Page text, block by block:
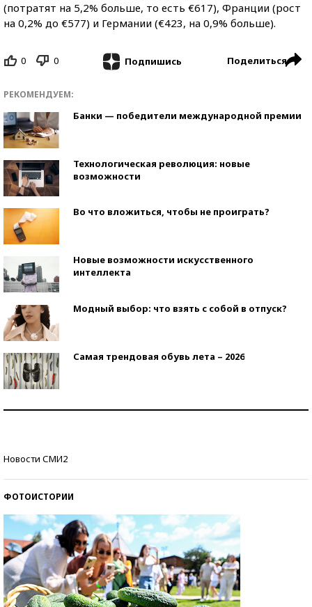
(потратят на 5,2% больше, то есть €617), Франции (рост
на 0,2% до €577) и Германии (€423, на 0,9% больше).
0 0 Подпишись Поделиться
РЕКОМЕНДУЕМ:
Банки — победители международной премии
Технологическая революция: новые
возможности
Во что вложиться, чтобы не проиграть?
Новые возможности искусственного
интеллекта
Модный выбор: что взять с собой в отпуск?
Самая трендовая обувь лета – 2026
Новости СМИ2
ФОТОИСТОРИИ